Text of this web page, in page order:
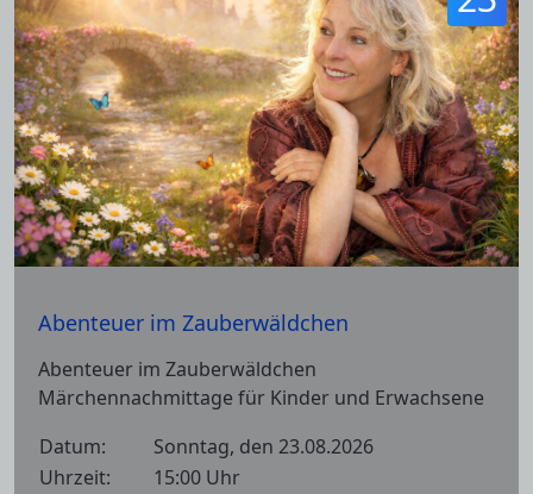
Abenteuer im Zauberwäldchen
Abenteuer im Zauberwäldchen
Märchennachmittage für Kinder und Erwachsene
Datum:
Sonntag, den 23.08.2026
Uhrzeit:
15:00 Uhr